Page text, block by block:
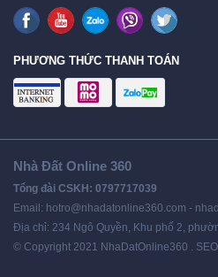
PHƯƠNG THỨC THANH TOÁN
Nhà Đất Online 360
Tổng đài CSKH: 0797717039
Email: hotro@nhadatonline360.com -
Địa chỉ: 234 Ngô Quyền, Khu phố 2,
© Copyright 2021 NhaDatOnline360 .